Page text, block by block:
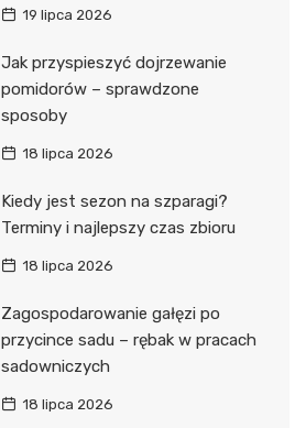
19 lipca 2026
Jak przyspieszyć dojrzewanie
pomidorów – sprawdzone
sposoby
18 lipca 2026
Kiedy jest sezon na szparagi?
Terminy i najlepszy czas zbioru
18 lipca 2026
Zagospodarowanie gałęzi po
przycince sadu – rębak w pracach
sadowniczych
18 lipca 2026